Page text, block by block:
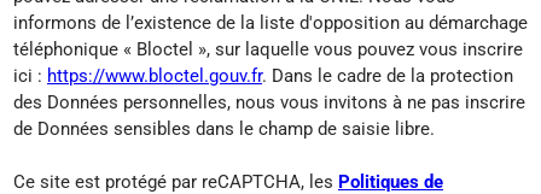
informons de l’existence de la liste d'opposition au démarchage
téléphonique « Bloctel », sur laquelle vous pouvez vous inscrire
ici : https://www.bloctel.gouv.fr. Dans le cadre de la protection
des Données personnelles, nous vous invitons à ne pas inscrire
de Données sensibles dans le champ de saisie libre.
Ce site est protégé par reCAPTCHA, les Politiques de